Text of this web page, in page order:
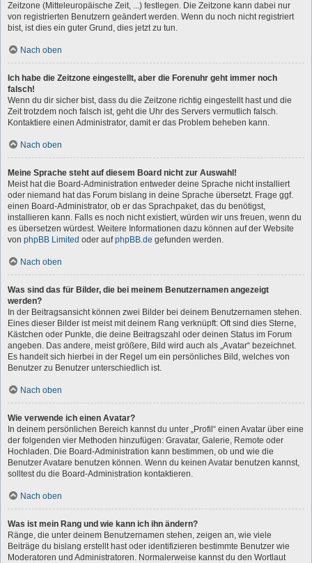
Zeitzone (Mitteleuropäische Zeit, ...) festlegen. Die Zeitzone kann dabei nur
von registrierten Benutzern geändert werden. Wenn du noch nicht registriert
bist, ist dies ein guter Grund, dies jetzt zu tun.
Nach oben
Ich habe die Zeitzone eingestellt, aber die Forenuhr geht immer noch
falsch!
Wenn du dir sicher bist, dass du die Zeitzone richtig eingestellt hast und die
Zeit trotzdem noch falsch ist, geht die Uhr des Servers vermutlich falsch.
Kontaktiere einen Administrator, damit er das Problem beheben kann.
Nach oben
Meine Sprache steht auf diesem Board nicht zur Auswahl!
Meist hat die Board-Administration entweder deine Sprache nicht installiert
oder niemand hat das Forum bislang in deine Sprache übersetzt. Frage ggf.
einen Board-Administrator, ob er das Sprachpaket, das du benötigst,
installieren kann. Falls es noch nicht existiert, würden wir uns freuen, wenn du
es übersetzen würdest. Weitere Informationen dazu können auf der Website
von phpBB Limited oder aufphpBB.de gefunden werden.
Nach oben
Was sind das für Bilder, die bei meinem Benutzernamen angezeigt
werden?
In der Beitragsansicht können zwei Bilder bei deinem Benutzernamen stehen.
Eines dieser Bilder ist meist mit deinem Rang verknüpft: Oft sind dies Sterne,
Kästchen oder Punkte, die deine Beitragszahl oder deinen Status im Forum
angeben. Das andere, meist größere, Bild wird auch als „Avatar“ bezeichnet.
Es handelt sich hierbei in der Regel um ein persönliches Bild, welches von
Benutzer zu Benutzer unterschiedlich ist.
Nach oben
Wie verwende ich einen Avatar?
In deinem persönlichen Bereich kannst du unter „Profil“ einen Avatar über eine
der folgenden vier Methoden hinzufügen: Gravatar, Galerie, Remote oder
Hochladen. Die Board-Administration kann bestimmen, ob und wie die
Benutzer Avatare benutzen können. Wenn du keinen Avatar benutzen kannst,
solltest du die Board-Administration kontaktieren.
Nach oben
Was ist mein Rang und wie kann ich ihn ändern?
Ränge, die unter deinem Benutzernamen stehen, zeigen an, wie viele
Beiträge du bislang erstellt hast oder identifizieren bestimmte Benutzer wie
Moderatoren und Administratoren. Normalerweise kannst du den Wortlaut